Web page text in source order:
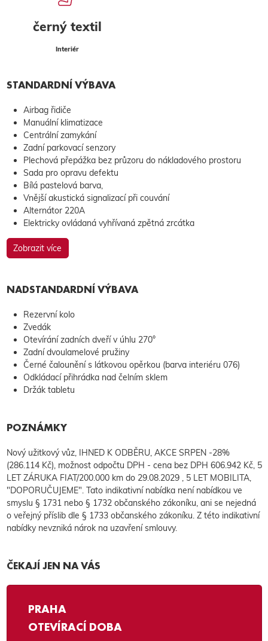
černý textil
Interiér
STANDARDNÍ VÝBAVA
Airbag řidiče
Manuální klimatizace
Centrální zamykání
Zadní parkovací senzory
Plechová přepážka bez průzoru do nákladového prostoru
Sada pro opravu defektu
Bílá pastelová barva,
Vnější akustická signalizací při couvání
Alternátor 220A
Elektricky ovládaná vyhřívaná zpětná zrcátka
Zobrazit více
NADSTANDARDNÍ VÝBAVA
Rezervní kolo
Zvedák
Otevírání zadních dveří v úhlu 270°
Zadní dvoulamelové pružiny
Černé čalounění s látkovou opěrkou (barva interiéru 076)
Odkládací přihrádka nad čelním sklem
Držák tabletu
POZNÁMKY
Nový užitkový vůz, IHNED K ODBĚRU, AKCE SRPEN -28%
(286.114 Kč), možnost odpočtu DPH - cena bez DPH 606.942 Kč, 5
LET ZÁRUKA FIAT/200.000 km do 29.08.2029 , 5 LET MOBILITA,
"DOPORUČUJEME". Tato indikativní nabídka není nabídkou ve
smyslu § 1731 nebo § 1732 občanského zákoníku, ani se nejedná
o veřejný příslib dle § 1733 občanského zákoníku. Z této indikativní
nabídky nevzniká nárok na uzavření smlouvy.
ČEKAJÍ JEN NA VÁS
PRAHA
OTEVÍRACÍ DOBA